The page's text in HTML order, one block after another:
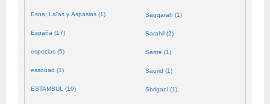
Esna; Laïas y Aspasias (1)
España (17)
especias (5)
essouad (1)
ESTAMBUL (10)
Saqqarah (1)
Sarahil (2)
Sartre (1)
Saurid (1)
Sbrigani (1)